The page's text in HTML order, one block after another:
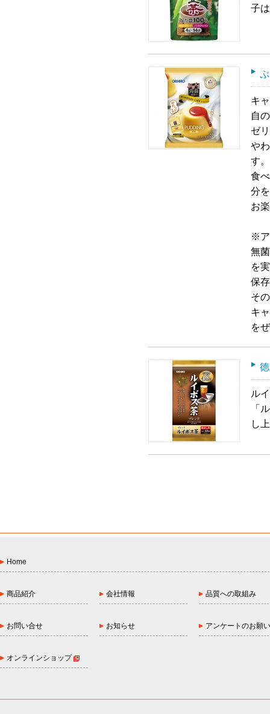
子
キ
自
ゼ
や
す。
食
分
お
※ア
無
を
保
そ
キ
を
ル
「
し
Home
商品紹介 会社情報 品質への取組み
お問い合せ お知らせ アンケートのお願い
オンラインショップ